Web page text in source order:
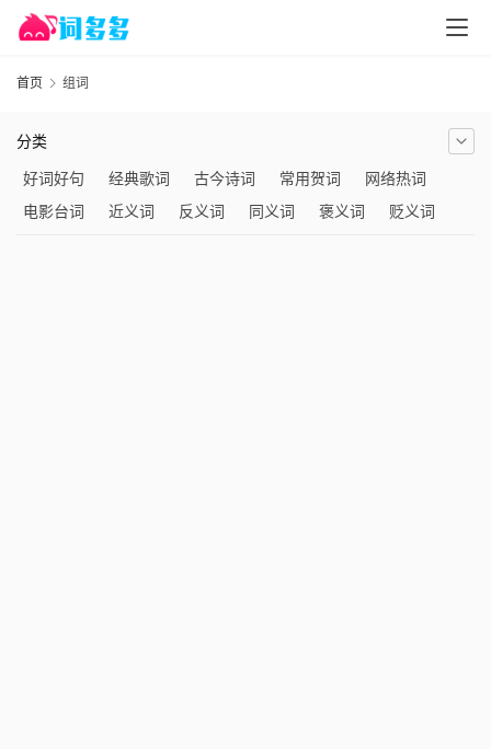
首页 组词
分类
好词好句
经典歌词 古今诗词 常用贺词
网络热词
电影台词
近义词 反义词 同义词 褒义词
贬义词